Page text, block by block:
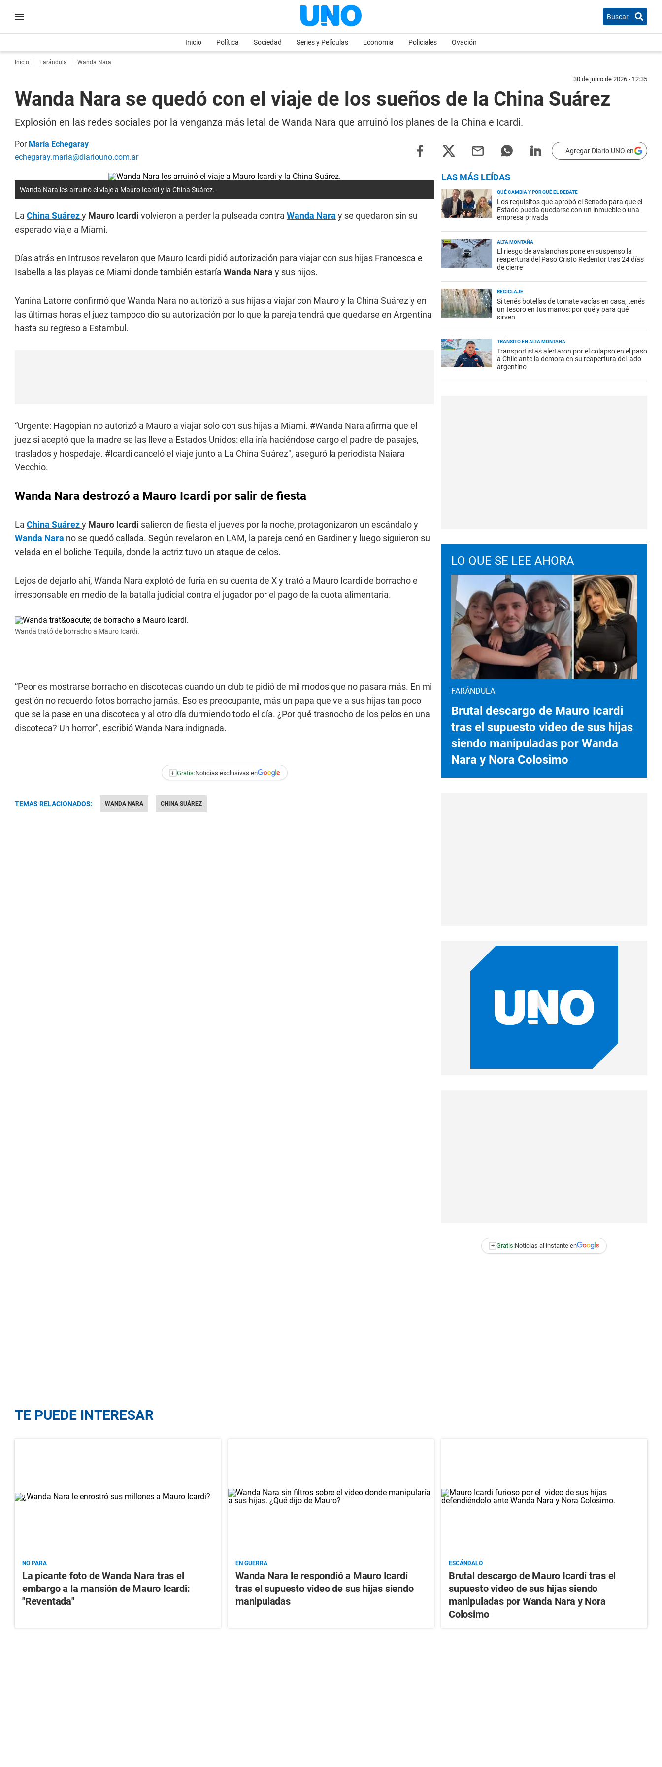
Buscar
Inicio Política Sociedad Series y Películas Economia Policiales Ovación
Inicio Farándula Wanda Nara
30 de junio de 2026 - 12:35
Wanda Nara se quedó con el viaje de los sueños de la China Suárez
Explosión en las redes sociales por la venganza más letal de Wanda Nara que arruinó los planes de la China e Icardi.
Por María Echegaray
echegaray.maria@diariouno.com.ar
Agregar Diario UNO en
Wanda Nara les arruinó el viaje a Mauro Icardi y la China Suárez.
La China Suárezy Mauro Icardi volvieron a perder la pulseada contra Wanda Nara y se quedaron sin su
esperado viaje a Miami.
Días atrás en Intrusos revelaron que Mauro Icardi pidió autorización para viajar con sus hijas Francesca e
Isabella a las playas de Miami donde también estaría Wanda Nara y sus hijos.
Yanina Latorre confirmó que Wanda Nara no autorizó a sus hijas a viajar con Mauro y la China Suárez y en
las últimas horas el juez tampoco dio su autorización por lo que la pareja tendrá que quedarse en Argentina
hasta su regreso a Estambul.
“Urgente: Hagopian no autorizó a Mauro a viajar solo con sus hijas a Miami. #Wanda Nara afirma que el
juez sí aceptó que la madre se las lleve a Estados Unidos: ella iría haciéndose cargo el padre de pasajes,
traslados y hospedaje. #Icardi canceló el viaje junto a La China Suárez", aseguró la periodista Naiara
Vecchio.
Wanda Nara destrozó a Mauro Icardi por salir de fiesta
La China Suárezy Mauro Icardi salieron de fiesta el jueves por la noche, protagonizaron un escándalo y
Wanda Nara no se quedó callada. Según revelaron en LAM, la pareja cenó en Gardiner y luego siguieron su
velada en el boliche Tequila, donde la actriz tuvo un ataque de celos.
Lejos de dejarlo ahí, Wanda Nara explotó de furia en su cuenta de X y trató a Mauro Icardi de borracho e
irresponsable en medio de la batalla judicial contra el jugador por el pago de la cuota alimentaria.
Wanda trató de borracho a Mauro Icardi.
“Peor es mostrarse borracho en discotecas cuando un club te pidió de mil modos que no pasara más. En mi
gestión no recuerdo fotos borracho jamás. Eso es preocupante, más un papa que ve a sus hijas tan poco
que se la pase en una discoteca y al otro día durmiendo todo el día. ¿Por qué trasnocho de los pelos en una
discoteca? Un horror", escribió Wanda Nara indignada.
+ Gratis:Noticias exclusivas en
TEMAS RELACIONADOS: WANDA NARA CHINA SUÁREZ
LAS MÁS LEÍDAS
QUÉ CAMBIA Y POR QUÉ EL DEBATE
Los requisitos que aprobó el Senado para que el
Estado pueda quedarse con un inmueble o una
empresa privada
ALTA MONTAÑA
El riesgo de avalanchas pone en suspenso la
reapertura del Paso Cristo Redentor tras 24 días
de cierre
RECICLAJE
Si tenés botellas de tomate vacías en casa, tenés
un tesoro en tus manos: por qué y para qué
sirven
TRÁNSITO EN ALTA MONTAÑA
Transportistas alertaron por el colapso en el paso
a Chile ante la demora en su reapertura del lado
argentino
LO QUE SE LEE AHORA
FARÁNDULA
Brutal descargo de Mauro Icardi
tras el supuesto video de sus hijas
siendo manipuladas por Wanda
Nara y Nora Colosimo
+ Gratis:Noticias al instante en
TE PUEDE INTERESAR
NO PARA
La picante foto de Wanda Nara tras el
embargo a la mansión de Mauro Icardi:
"Reventada"
EN GUERRA
Wanda Nara le respondió a Mauro Icardi
tras el supuesto video de sus hijas siendo
manipuladas
ESCÁNDALO
Brutal descargo de Mauro Icardi tras el
supuesto video de sus hijas siendo
manipuladas por Wanda Nara y Nora
Colosimo